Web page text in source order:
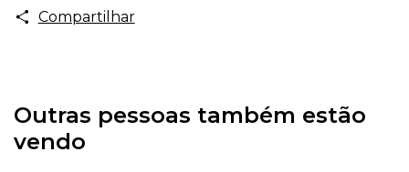
Compartilhar
Outras pessoas também estão
vendo